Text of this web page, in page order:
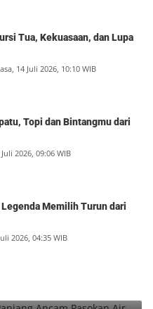
Tua, Kekuasaan, dan Lupa
14 Juli 2026, 10:10 WIB
Topi dan Bintangmu dari
2026, 09:06 WIB
Memilih Turun dari
2026, 04:35 WIB
Ancam Pasokan Air